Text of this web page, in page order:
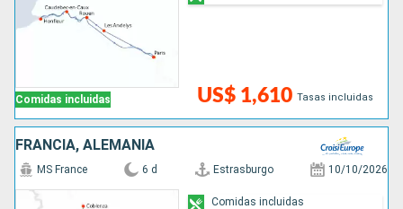
Comidas incluidas US$ 1,610 Tasas incluidas
FRANCIA, ALEMANIA
MS France 6 d Estrasburgo 10/10/2026
Comidas incluidas